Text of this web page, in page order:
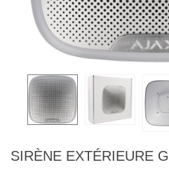
SIRÈNE EXTÉRIEURE